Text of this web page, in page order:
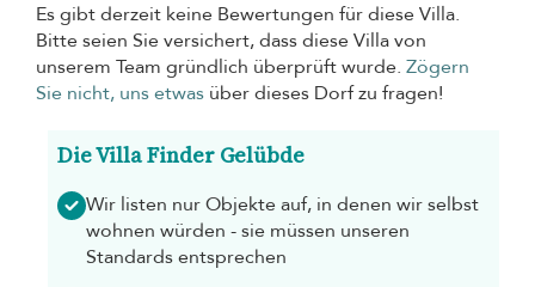
Es gibt derzeit keine Bewertungen für diese Villa.
Bitte seien Sie versichert, dass diese Villa von
unserem Team gründlich überprüft wurde. Zögern
Sie nicht, uns etwas über dieses Dorf zu fragen!
Die Villa Finder Gelübde
Wir listen nur Objekte auf, in denen wir selbst
wohnen würden - sie müssen unseren
Standards entsprechen